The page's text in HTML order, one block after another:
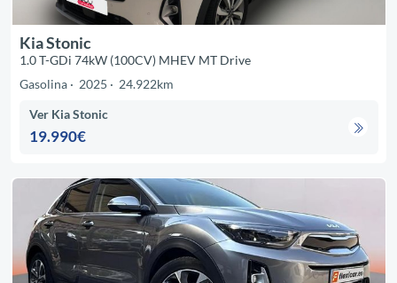
Kia Stonic
1.0 T-GDi 74kW (100CV) MHEV MT Drive
Gasolina
2025 24.922km
Ver Kia Stonic
19.990€